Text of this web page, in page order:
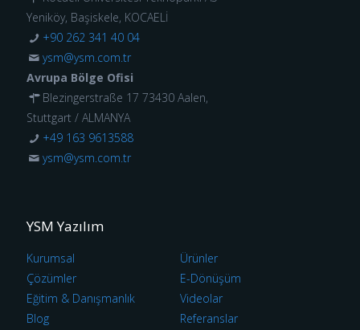
Yeniköy, Başiskele, KOCAELİ
+90 262 341 40 04
ysm@ysm.com.tr
Avrupa Bölge Ofisi
Blezingerstraße 17 73430 Aalen,
Stuttgart / ALMANYA
+49 163 9613588
ysm@ysm.com.tr
YSM Yazılım
Kurumsal
Ürünler
Çözümler
E-Dönüşüm
Eğitim & Danışmanlık
Videolar
Blog
Referanslar